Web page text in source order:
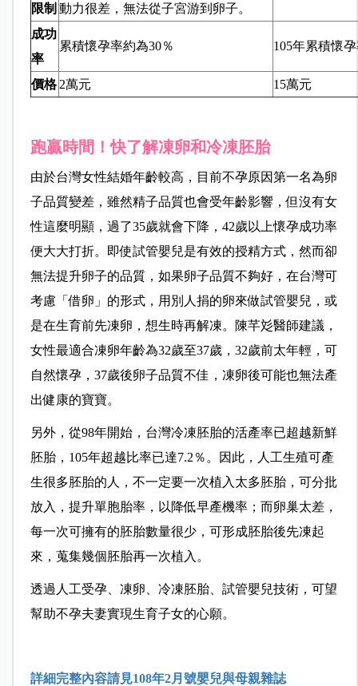
限制 動力很差，無法從子宮游到卵子。
成功
率
累積懷孕率約為30％ 105年累積懷
價格 2萬元 15萬元
跑贏時間！快了解凍卵和冷凍胚胎
由於台灣女性結婚年齡較高，目前不孕原因第一名為卵
子品質變差，雖然精子品質也會受年齡影響，但沒有女
性這麼明顯，過了35歲就會下降，42歲以上懷孕成功率
便大大打折。即使試管嬰兒是有效的授精方式，然而卻
無法提升卵子的品質，如果卵子品質不夠好，在台灣可
考慮「借卵」的形式，用別人捐的卵來做試管嬰兒，或
是在生育前先凍卵，想生時再解凍。陳芊彣醫師建議，
女性最適合凍卵年齡為32歲至37歲，32歲前太年輕，可
自然懷孕，37歲後卵子品質不佳，凍卵後可能也無法產
出健康的寶寶。
另外，從98年開始，台灣冷凍胚胎的活產率已超越新鮮
胚胎，105年超越比率已達7.2％。因此，人工生殖可產
生很多胚胎的人，不一定要一次植入太多胚胎，可分批
放入，提升單胞胎率，以降低早產機率；而卵巢太差，
每一次可擁有的胚胎數量很少，可形成胚胎後先凍起
來，蒐集幾個胚胎再一次植入。
透過人工受孕、凍卵、冷凍胚胎、試管嬰兒技術，可望
幫助不孕夫妻實現生育子女的心願。
詳細完整內容請見108年2月號嬰兒與母親雜誌